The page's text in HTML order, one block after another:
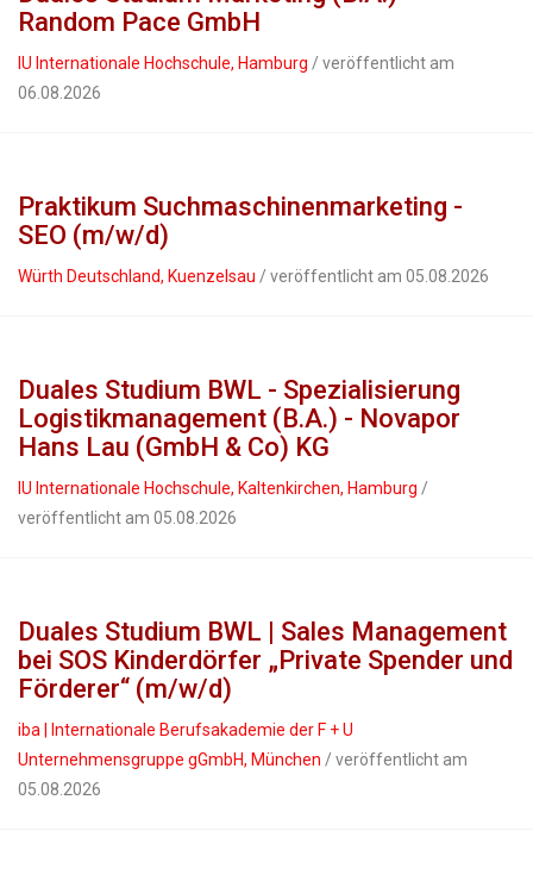
Random Pace GmbH
IU Internationale Hochschule, Hamburg / veröffentlicht am
06.08.2026
Praktikum Suchmaschinenmarketing -
SEO (m/w/d)
Würth Deutschland, Kuenzelsau / veröffentlicht am 05.08.2026
Duales Studium BWL - Spezialisierung
Logistikmanagement (B.A.) - Novapor
Hans Lau (GmbH & Co) KG
IU Internationale Hochschule, Kaltenkirchen, Hamburg /
veröffentlicht am 05.08.2026
Duales Studium BWL | Sales Management
bei SOS Kinderdörfer „Private Spender und
Förderer“ (m/w/d)
iba | Internationale Berufsakademie der F + U
Unternehmensgruppe gGmbH, München / veröffentlicht am
05.08.2026